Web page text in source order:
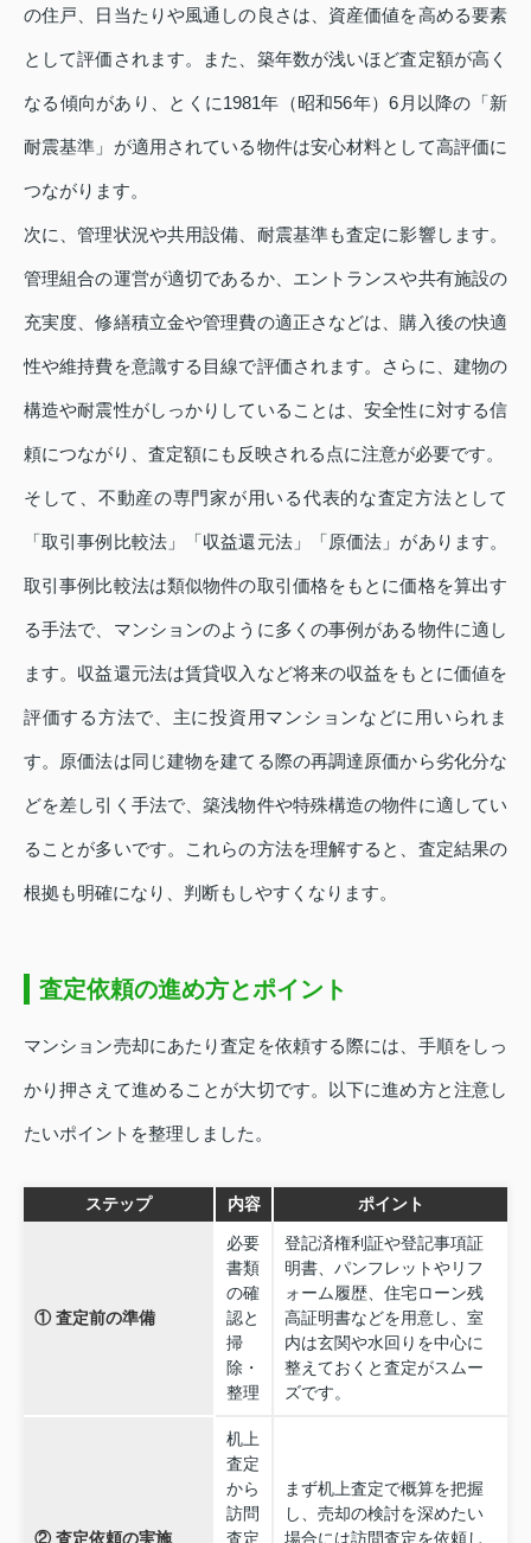
の住戸、日当たりや風通しの良さは、資産価値を高める要素
として評価されます。また、築年数が浅いほど査定額が高く
なる傾向があり、とくに1981年（昭和56年）6月以降の「新
耐震基準」が適用されている物件は安心材料として高評価に
つながります。
次に、管理状況や共用設備、耐震基準も査定に影響します。
管理組合の運営が適切であるか、エントランスや共有施設の
充実度、修繕積立金や管理費の適正さなどは、購入後の快適
性や維持費を意識する目線で評価されます。さらに、建物の
構造や耐震性がしっかりしていることは、安全性に対する信
頼につながり、査定額にも反映される点に注意が必要です。
そして、不動産の専門家が用いる代表的な査定方法として
「取引事例比較法」「収益還元法」「原価法」があります。
取引事例比較法は類似物件の取引価格をもとに価格を算出す
る手法で、マンションのように多くの事例がある物件に適し
ます。収益還元法は賃貸収入など将来の収益をもとに価値を
評価する方法で、主に投資用マンションなどに用いられま
す。原価法は同じ建物を建てる際の再調達原価から劣化分な
どを差し引く手法で、築浅物件や特殊構造の物件に適してい
ることが多いです。これらの方法を理解すると、査定結果の
根拠も明確になり、判断もしやすくなります。
査定依頼の進め方とポイント
マンション売却にあたり査定を依頼する際には、手順をしっ
かり押さえて進めることが大切です。以下に進め方と注意し
たいポイントを整理しました。
ステップ 内容 ポイント
① 査定前の準備
必要
書類
の確
認と
掃
除・
整理
登記済権利証や登記事項証
明書、パンフレットやリフ
ォーム履歴、住宅ローン残
高証明書などを用意し、室
内は玄関や水回りを中心に
整えておくと査定がスムー
ズです。
② 査定依頼の実施
机上
査定
から
訪問
査定
まず机上査定で概算を把握
し、売却の検討を深めたい
場合には訪問査定を依頼し